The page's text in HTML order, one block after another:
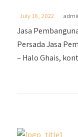
July 16, 2022
Jasa
Persada Jasa
– Halo Ghais,